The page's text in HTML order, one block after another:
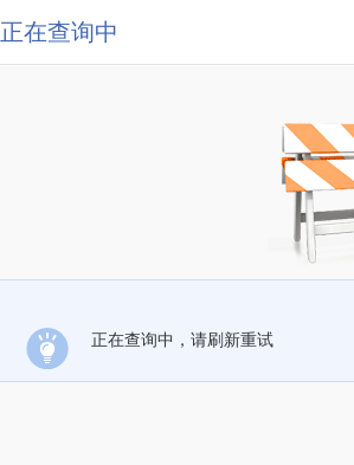
正在查询中
正在查询中，请刷新重试